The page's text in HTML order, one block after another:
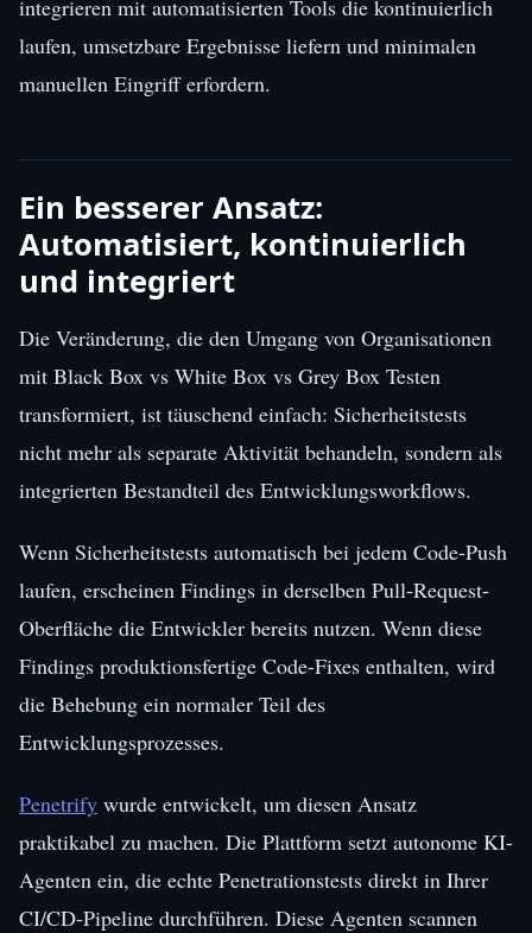
integrieren mit automatisierten Tools die kontinuierlich
laufen, umsetzbare Ergebnisse liefern und minimalen
manuellen Eingriff erfordern.
Ein besserer Ansatz:
Automatisiert, kontinuierlich
und integriert
Die Veränderung, die den Umgang von Organisationen
mit Black Box vs White Box vs Grey Box Testen
transformiert, ist täuschend einfach: Sicherheitstests
nicht mehr als separate Aktivität behandeln, sondern als
integrierten Bestandteil des Entwicklungsworkflows.
Wenn Sicherheitstests automatisch bei jedem Code-Push
laufen, erscheinen Findings in derselben Pull-Request-
Oberfläche die Entwickler bereits nutzen. Wenn diese
Findings produktionsfertige Code-Fixes enthalten, wird
die Behebung ein normaler Teil des
Entwicklungsprozesses.
Penetrify wurde entwickelt, um diesen Ansatz
praktikabel zu machen. Die Plattform setzt autonome KI-
Agenten ein, die echte Penetrationstests direkt in Ihrer
CI/CD-Pipeline durchführen. Diese Agenten scannen